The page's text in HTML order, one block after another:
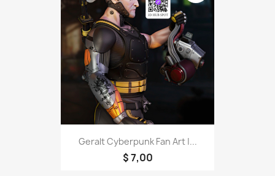
Geralt Cyberpunk Fan Art |...
$ 7,00